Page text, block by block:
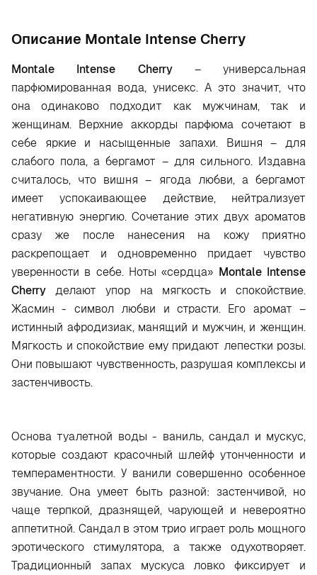
Oписание Montale Intense Cherry
Montale Intense Cherry– универсальная
парфюмированная вода, унисекс. А это значит, что
она одинаково подходит как мужчинам, так и
женщинам. Верхние аккорды парфюма сочетают в
себе яркие и насыщенные запахи. Вишня – для
слабого пола, а бергамот – для сильного. Издавна
считалось, что вишня – ягода любви, а бергамот
имеет успокаивающее действие, нейтрализует
негативную энергию. Сочетание этих двух ароматов
сразу же после нанесения на кожу приятно
раскрепощает и одновременно придает чувство
уверенности в себе. Ноты «сердца» Montale Intense
Cherry делают упор на мягкость и спокойствие.
Жасмин - символ любви и страсти. Его аромат –
истинный афродизиак, манящий и мужчин, и женщин.
Мягкость и спокойствие ему придают лепестки розы.
Они повышают чувственность, разрушая комплексы и
застенчивость.
Основа туалетной воды - ваниль, сандал и мускус,
которые создают красочный шлейф утонченности и
темпераментности. У ванили совершенно особенное
звучание. Она умеет быть разной: застенчивой, но
чаще терпкой, дразнящей, чарующей и невероятно
аппетитной. Сандал в этом трио играет роль мощного
эротического стимулятора, а также одухотворяет.
Традиционный запах мускуса ловко фиксирует и